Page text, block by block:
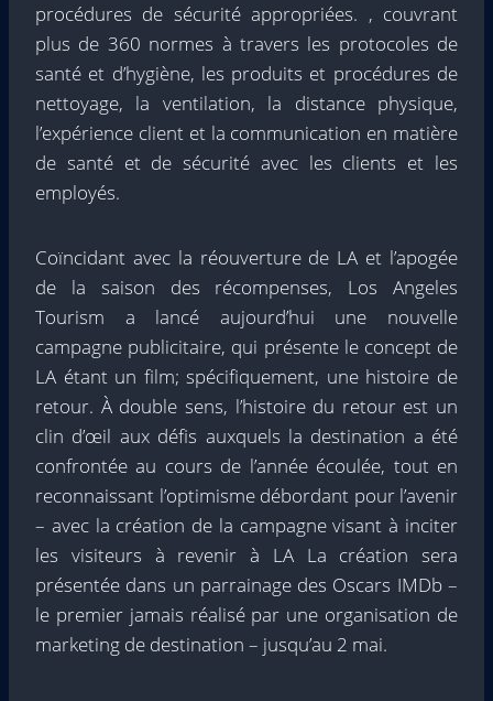
procédures de sécurité appropriées. , couvrant
plus de 360 ​​normes à travers les protocoles de
santé et d’hygiène, les produits et procédures de
nettoyage, la ventilation, la distance physique,
l’expérience client et la communication en matière
de santé et de sécurité avec les clients et les
employés.
Coïncidant avec la réouverture de LA et l’apogée
de la saison des récompenses, Los Angeles
Tourism a lancé aujourd’hui une nouvelle
campagne publicitaire, qui présente le concept de
LA étant un film; spécifiquement, une histoire de
retour. À double sens, l’histoire du retour est un
clin d’œil aux défis auxquels la destination a été
confrontée au cours de l’année écoulée, tout en
reconnaissant l’optimisme débordant pour l’avenir
– avec la création de la campagne visant à inciter
les visiteurs à revenir à LA La création sera
présentée dans un parrainage des Oscars IMDb –
le premier jamais réalisé par une organisation de
marketing de destination – jusqu’au 2 mai.